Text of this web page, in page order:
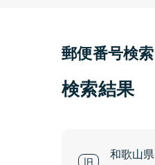
郵便番号検索
検索結果
和歌山県